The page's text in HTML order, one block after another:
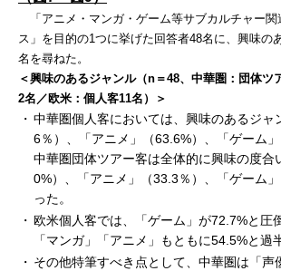
「アニメ・マンガ・ゲーム等サブカルチャー関
ス」を目的の1つに挙げた回答者48名に、興味の
名を尋ねた。
＜興味のあるジャンル（n＝48、中華圏：団体ツ
2名／欧米：個人客11名）＞
・ 中華圏個人客においては、興味のあるジ
6％）、「アニメ」（63.6%）、「ゲーム
中華圏団体ツアー客は全体的に興味の度合
0%）、「アニメ」（33.3％）、「ゲーム
った。
・ 欧米個人客では、「ゲーム」が72.7%と圧
「マンガ」「アニメ」もともに54.5%と過
・ その他特筆すべき点として、中華圏は「